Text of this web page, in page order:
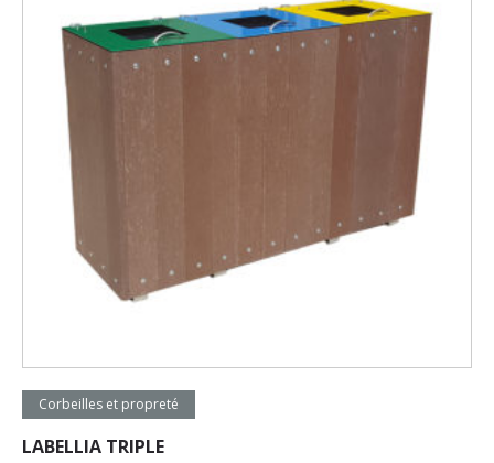
Lire la suite
Corbeilles et propreté
LABELLIA TRIPLE